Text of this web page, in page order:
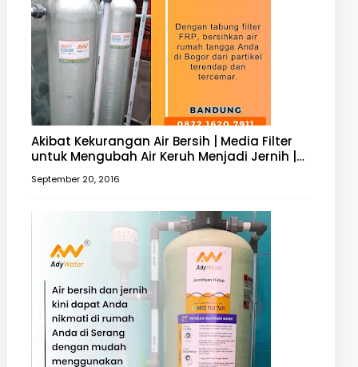
Akibat Kekurangan Air Bersih | Media Filter
untuk Mengubah Air Keruh Menjadi Jernih |
September 20, 2016